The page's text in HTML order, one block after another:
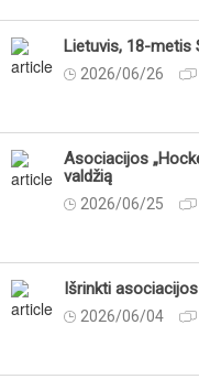
Lietuvis, 18-metis
2026/06/26
Asociacijos
valdžią
2026/06/25
Išrinkti
2026/06/04